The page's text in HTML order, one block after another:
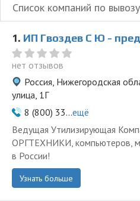
Список компаний по
1. ИП Гвоздев С Ю - представитель ООО
нет отзывов
Россия, Нижегородская
улица, 1Г
8 (800) 33...ещё
Ведущая Утилизирующая
ОРГТЕХНИКИ, компьютеров,
в России!
Узнать больше